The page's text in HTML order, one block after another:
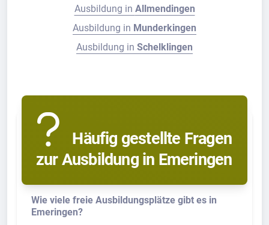
Ausbildung in Allmendingen
Ausbildung in Munderkingen
Ausbildung in Schelklingen
Häufig gestellte Fragen
zur Ausbildung in Emeringen
Wie viele freie Ausbildungsplätze gibt es in
Emeringen?